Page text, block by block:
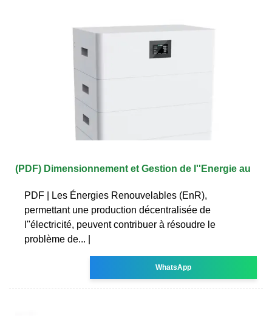
(PDF) Dimensionnement et Gestion de l''Energie au
PDF | Les Énergies Renouvelables (EnR),
permettant une production décentralisée de
l''électricité, peuvent contribuer à résoudre le
problème de... |
WhatsApp